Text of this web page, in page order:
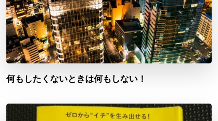
何もしたくないときは何もしない！